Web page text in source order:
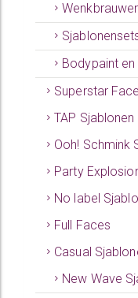
Bodypaint
Superstar
TAP Sjablonen
Ooh! Schmink
Party
No label
Full Faces
Casual
New Wave